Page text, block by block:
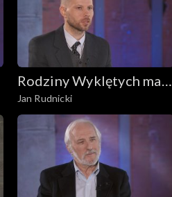
Rodziny Wyklętych mają
głos
Jan Rudnicki